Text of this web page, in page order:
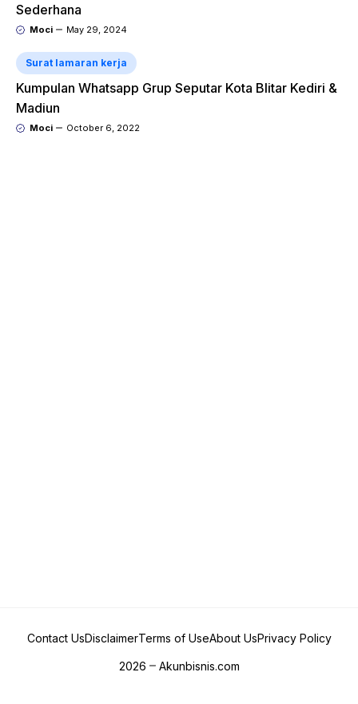
Sederhana
Moci May 29, 2024
Surat lamaran kerja
Kumpulan Whatsapp Grup Seputar Kota Blitar Kediri &
Madiun
Moci October 6, 2022
Contact UsDisclaimerTerms of UseAbout UsPrivacy Policy
2026 Akunbisnis.com